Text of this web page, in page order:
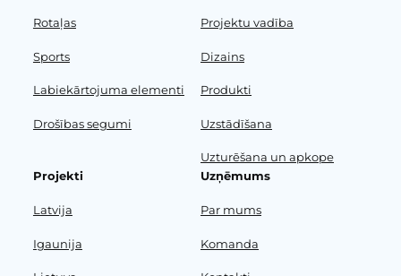
Rotaļas
Sports
Labiekārtojuma elementi
Drošības segumi
Projektu vadība
Dizains
Produkti
Uzstādīšana
Uzturēšana un apkope
Projekti
Latvija
Igaunija
Uzņēmums
Par mums
Komanda